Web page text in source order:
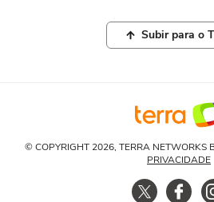
Subir para o
© COPYRIGHT 2026, TERRA NETWORKS
PRIVACIDADE